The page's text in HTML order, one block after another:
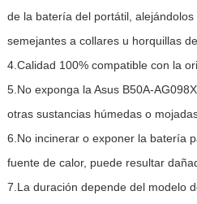
de la batería del portátil,
semejantes a collares u horquillas
4.Calidad 100% compatible con la
5.No exponga la Asus B50A-
otras sustancias húmedas o
6.No incinerar o exponer la batería
fuente de calor, puede resultar
7.La duración depende del modelo